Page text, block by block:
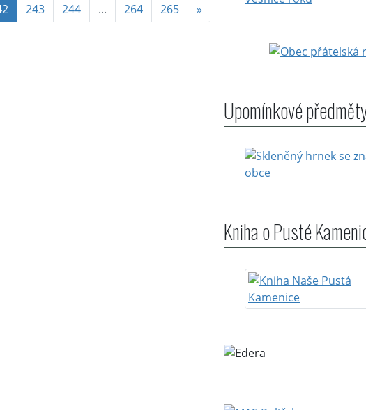
(aktuální)
243 244 ... 264 265 »
Upomínkové
Kniha o Pusté